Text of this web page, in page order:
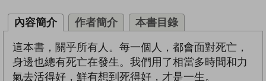
內容簡介 作者簡介 本書目錄
這本書，關乎所有人。每一個人，都會面對死亡，
身邊也總有死亡在發生。我們用了相當多時間和力
氣去活得好，鮮有想到死得好，才是一生。